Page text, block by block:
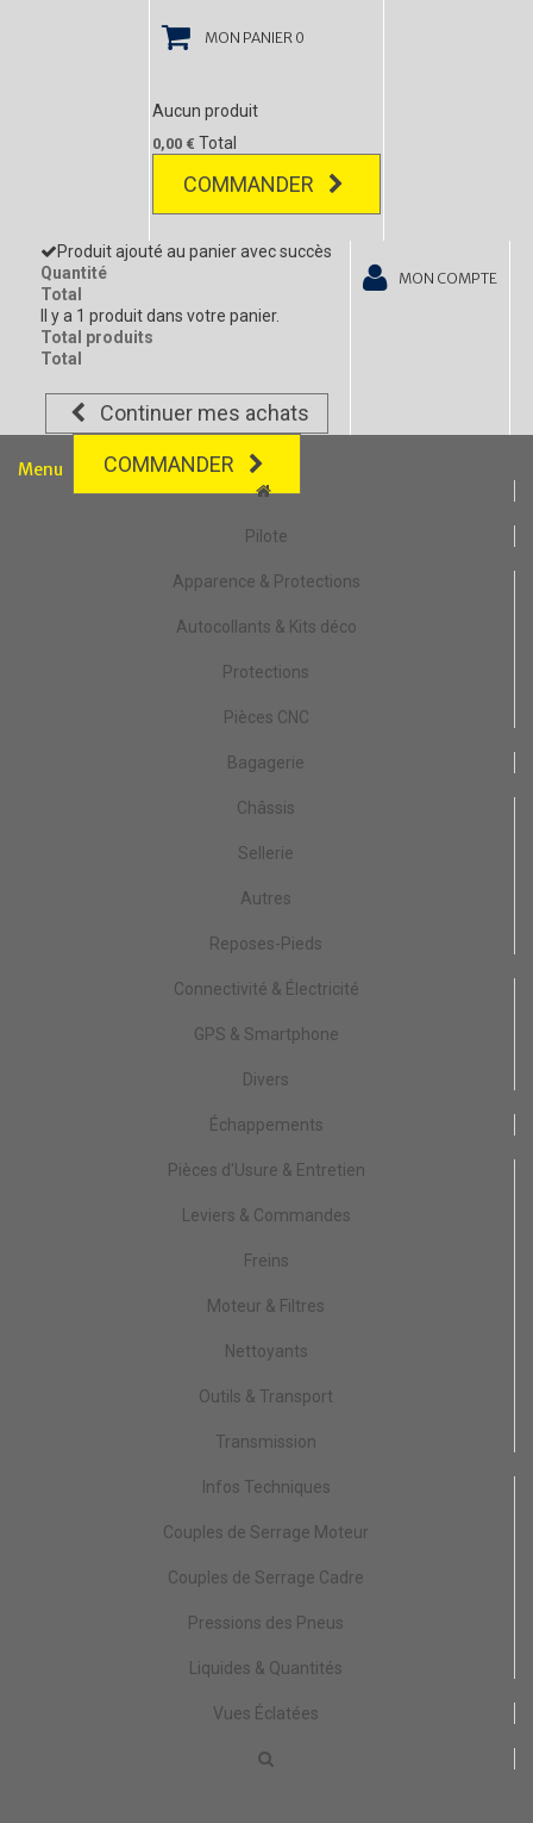
MON PANIER 0
Aucun produit
0,00 € Total
COMMANDER
Produit ajouté au panier avec succès
Quantité
Total
Il y a 1 produit dans votre panier.
Total produits
Total
Continuer mes achats
COMMANDER
MON COMPTE
Menu
Pilote
Apparence & Protections
Autocollants & Kits déco
Protections
Pièces CNC
Bagagerie
Châssis
Sellerie
Autres
Reposes-Pieds
Connectivité & Électricité
GPS & Smartphone
Divers
Échappements
Pièces d'Usure & Entretien
Leviers & Commandes
Freins
Moteur & Filtres
Nettoyants
Outils & Transport
Transmission
Infos Techniques
Couples de Serrage Moteur
Couples de Serrage Cadre
Pressions des Pneus
Liquides & Quantités
Vues Éclatées